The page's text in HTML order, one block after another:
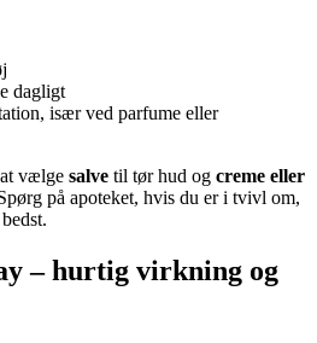
dagligt
især ved parfume eller
vælge salve til tør hud og creme eller
på apoteket, hvis du er i tvivl om,
– hurtig virkning og